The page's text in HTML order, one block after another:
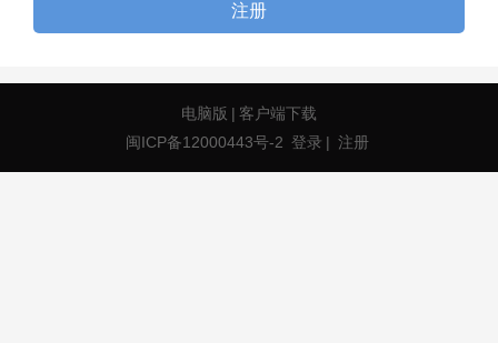
注册
电脑版 | 客户端下载
闽ICP备12000443号-2 登录 | 注册